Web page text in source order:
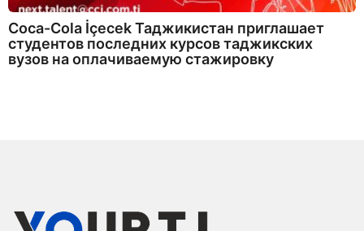
Coca-Cola İçecek Таджикистан приглашает
студентов последних курсов таджикских
вузов на оплачиваемую стажировку